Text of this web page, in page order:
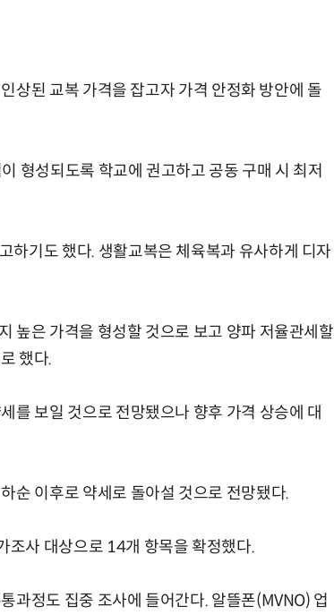
상된 교복 가격을 잡고자 가격 안정화 방안에 돌
형성되도록 학교에 권고하고 공동 구매 시 최저
기도 했다. 생활교복은 체육복과 유사하게 디자
높은 가격을 형성할 것으로 보고 양파 저율관세할
했다.
를 보일 것으로 전망됐으나 향후 가격 상승에 대
순 이후로 약세로 돌아설 것으로 전망됐다.
조사 대상으로 14개 항목을 확정했다.
과정도 집중 조사에 들어간다. 알뜰폰(MVNO) 업